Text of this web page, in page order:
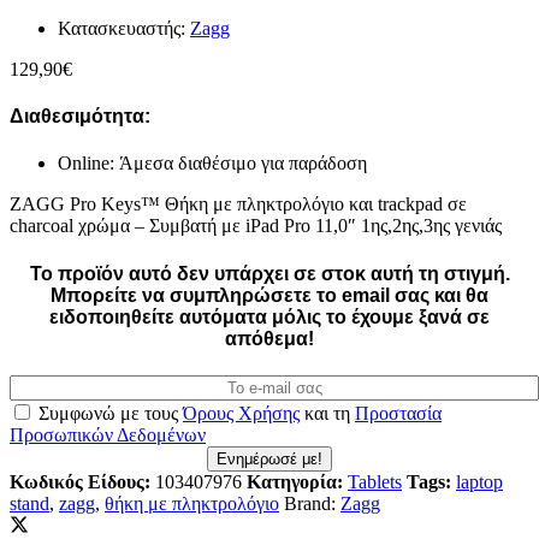
Κατασκευαστής: Zagg
129,90€
Διαθεσιμότητα:
Online: Άμεσα διαθέσιμο για παράδοση
ZAGG Pro Keys™ Θήκη με πληκτρολόγιο και trackpad σε
charcoal χρώμα – Συμβατή με iPad Pro 11,0″ 1ης,2ης,3ης γενιάς
Το προϊόν αυτό δεν υπάρχει σε στοκ αυτή τη στιγμή.
Mπορείτε να συμπληρώσετε το email σας και θα
ειδοποιηθείτε αυτόματα μόλις το έχουμε ξανά σε
απόθεμα!
Συμφωνώ με τουςΌρους Χρήσης και τη Προστασία
Προσωπικών Δεδομένων
Ενημέρωσέ με!
Κωδικός Είδους: 103407976 Κατηγορία: Tablets Tags: laptop
stand, zagg, θήκη με πληκτρολόγιο Brand: Zagg